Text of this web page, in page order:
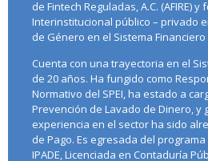
de Fintech Reguladas, A.C. (AFIRE)
Interinstitucional público – privado
de Género en el Sistema
Cuenta con una trayectoria en el
de 20 años. Ha fungido como
Normativo del SPEI, ha estado a
Prevención de Lavado de Dinero, y
experiencia en el sector ha sido
de Pago. Es egresada del
IPADE, Licenciada en Contaduría